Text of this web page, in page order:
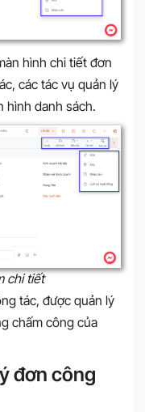
hình chi tiết đơn
các tác vụ quản lý
hình danh sách.
chi tiết
tác, được quản lý
chấm công của
đơn công